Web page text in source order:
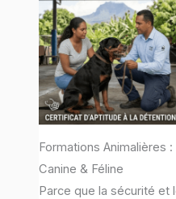
Formations Animalières
Canine & Féline
Parce que la sécurité et